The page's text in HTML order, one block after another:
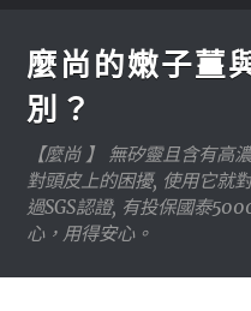
麼尚的嫩子薑
別？
【麼尚 】 無矽靈且含有高
對頭皮上的困擾, 使用它就
過SGS認證, 有投保國泰
心，用得安心。